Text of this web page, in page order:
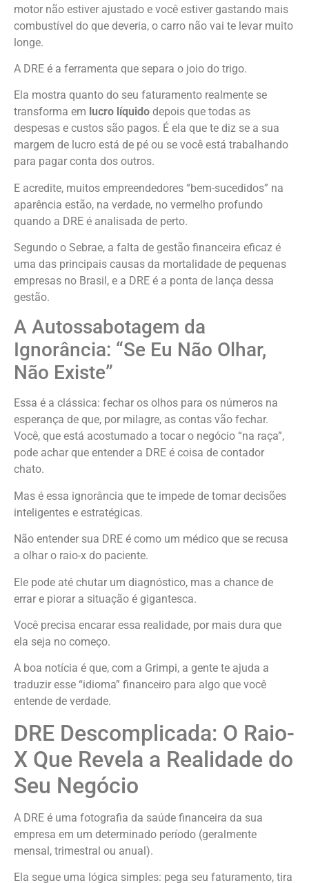
motor não estiver ajustado e você estiver gastando mais
combustível do que deveria, o carro não vai te levar muito
longe.
A DRE é a ferramenta que separa o joio do trigo.
Ela mostra quanto do seu faturamento realmente se
transforma em lucro líquido depois que todas as
despesas e custos são pagos. É ela que te diz se a sua
margem de lucro está de pé ou se você está trabalhando
para pagar conta dos outros.
E acredite, muitos empreendedores “bem-sucedidos” na
aparência estão, na verdade, no vermelho profundo
quando a DRE é analisada de perto.
Segundo o Sebrae, a falta de gestão financeira eficaz é
uma das principais causas da mortalidade de pequenas
empresas no Brasil, e a DRE é a ponta de lança dessa
gestão.
A Autossabotagem da
Ignorância: “Se Eu Não Olhar,
Não Existe”
Essa é a clássica: fechar os olhos para os números na
esperança de que, por milagre, as contas vão fechar.
Você, que está acostumado a tocar o negócio “na raça”,
pode achar que entender a DRE é coisa de contador
chato.
Mas é essa ignorância que te impede de tomar decisões
inteligentes e estratégicas.
Não entender sua DRE é como um médico que se recusa
a olhar o raio-x do paciente.
Ele pode até chutar um diagnóstico, mas a chance de
errar e piorar a situação é gigantesca.
Você precisa encarar essa realidade, por mais dura que
ela seja no começo.
A boa notícia é que, com a Grimpi, a gente te ajuda a
traduzir esse “idioma” financeiro para algo que você
entende de verdade.
DRE Descomplicada: O Raio-
X Que Revela a Realidade do
Seu Negócio
A DRE é uma fotografia da saúde financeira da sua
empresa em um determinado período (geralmente
mensal, trimestral ou anual).
Ela segue uma lógica simples: pega seu faturamento, tira